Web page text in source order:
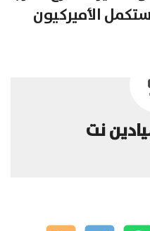
الأميركيون
نت